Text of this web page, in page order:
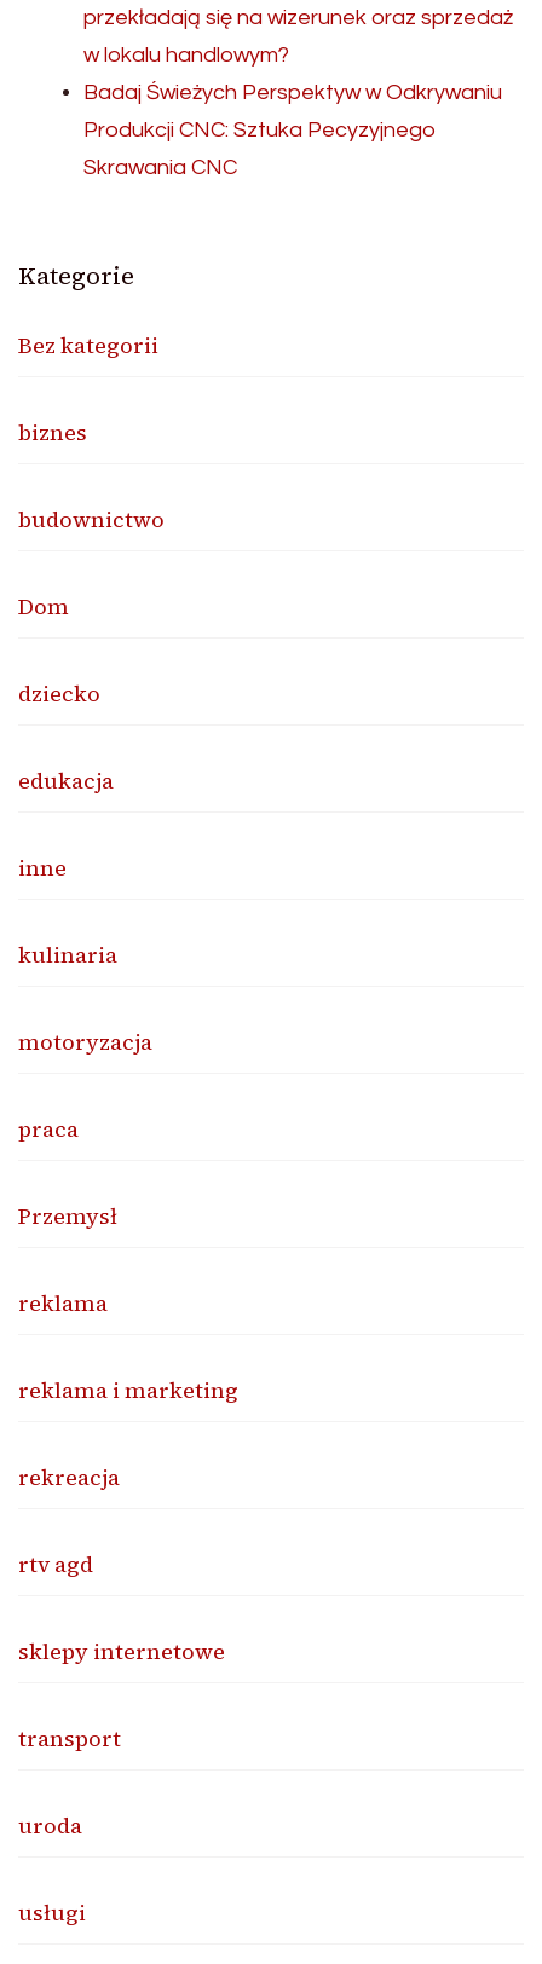
przekładają się na wizerunek oraz sprzedaż
w lokalu handlowym?
Badaj Świeżych Perspektyw w Odkrywaniu
Produkcji CNC: Sztuka Pecyzyjnego
Skrawania CNC
Kategorie
Bez kategorii
biznes
budownictwo
Dom
dziecko
edukacja
inne
kulinaria
motoryzacja
praca
Przemysł
reklama
reklama i marketing
rekreacja
rtv agd
sklepy internetowe
transport
uroda
usługi